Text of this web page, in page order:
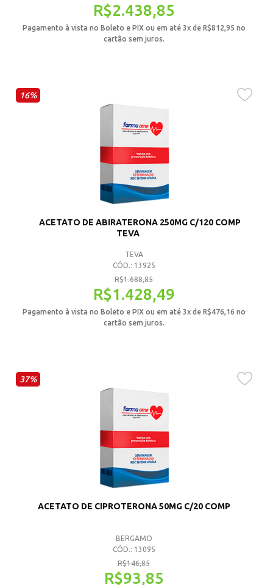
R$2.438,85
Pagamento à vista no Boleto e PIX ou em até 3x de R$812,95 no
cartão sem juros.
16%
ACETATO DE ABIRATERONA 250MG C/120 COMP
TEVA
TEVA
CÓD.: 13925
R$1.688,85
R$1.428,49
Pagamento à vista no Boleto e PIX ou em até 3x de R$476,16 no
cartão sem juros.
37%
ACETATO DE CIPROTERONA 50MG C/20 COMP
BERGAMO
CÓD.: 13095
R$146,85
R$93,85